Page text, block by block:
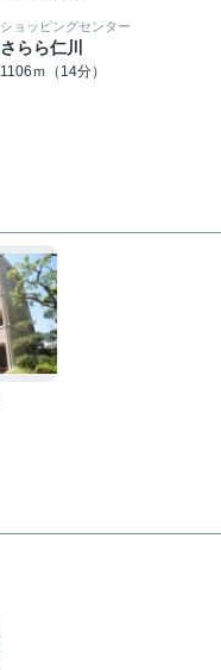
ショッピングセンター
さらら仁川
1106ｍ（14分）